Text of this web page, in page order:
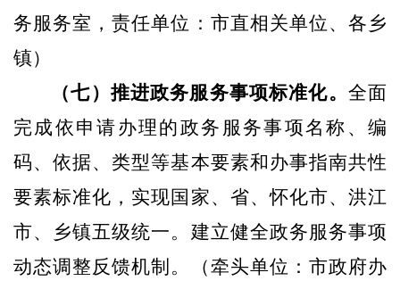
务服务室，责任单位：市直相关单位、各乡
镇）
（七）推进政务服务事项标准化。 全面
完成依申请办理的政务服务事项名称、编
码、依据、类型等基本要素和办事指南共性
要素标准化，实现国家、省、怀化市、洪江
市、乡镇五级统一。建立健全政务服务事项
动态调整反馈机制。
（牵头单位：市政府办